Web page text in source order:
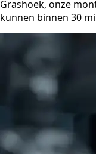
Grashoek, onze
kunnen binnen 30